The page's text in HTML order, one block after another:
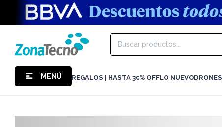
MENÚ REGALOS | HASTA 30% OFFLO NUEVODRONES